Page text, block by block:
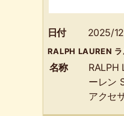
日付 2025/
RALPH LAUREN
名称
RALPH
ーレン
アクセ